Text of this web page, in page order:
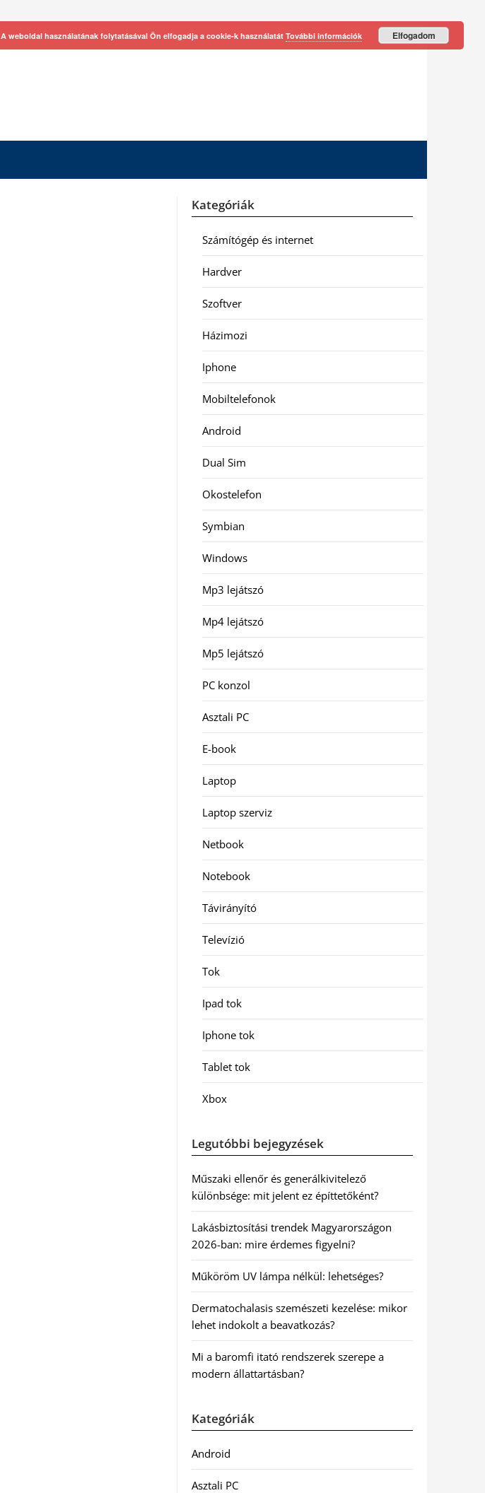
Kategóriák
Számítógép és internet
Hardver
Szoftver
Házimozi
Iphone
Mobiltelefonok
Android
Dual Sim
Okostelefon
Symbian
Windows
Mp3 lejátszó
Mp4 lejátszó
Mp5 lejátszó
PC konzol
Asztali PC
E-book
Laptop
Laptop szerviz
Netbook
Notebook
Távirányító
Televízió
Tok
Ipad tok
Iphone tok
Tablet tok
Xbox
Legutóbbi bejegyzések
Műszaki ellenőr és generálkivitelező
különbsége: mit jelent ez építtetőként?
Lakásbiztosítási trendek Magyarországon
2026-ban: mire érdemes figyelni?
Műköröm UV lámpa nélkül: lehetséges?
Dermatochalasis szemészeti kezelése: mikor
lehet indokolt a beavatkozás?
Mi a baromfi itató rendszerek szerepe a
modern állattartásban?
Kategóriák
Android
Asztali PC
A weboldal használatának folytatásával Ön elfogadja a cookie-k használatát További információk Elfogadom